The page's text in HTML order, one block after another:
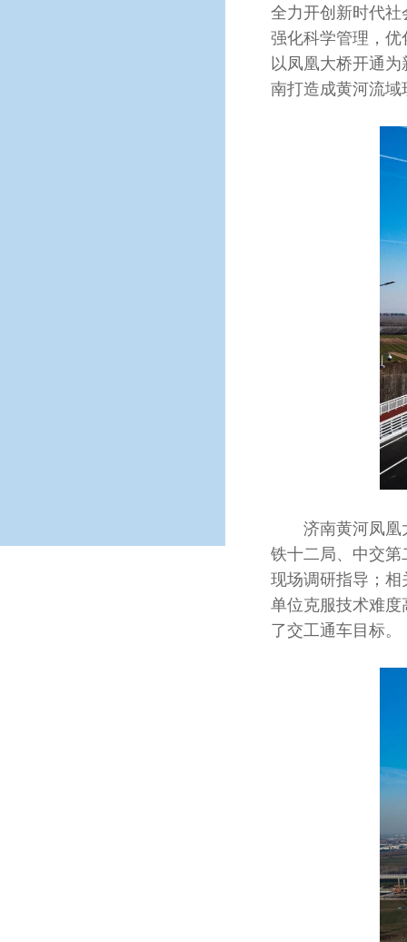
全力开创新时代
强化科学管理，
以凤凰大桥开通为
南打造成黄河流
济南黄河凤凰大
铁十二局、中交
现场调研指导；
单位克服技术难
了交工通车目标。